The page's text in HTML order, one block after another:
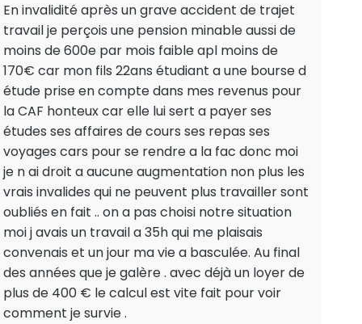
En invalidité après un grave accident de trajet
travail je perçois une pension minable aussi de
moins de 600e par mois faible apl moins de
170€ car mon fils 22ans étudiant a une bourse d
étude prise en compte dans mes revenus pour
la CAF honteux car elle lui sert a payer ses
études ses affaires de cours ses repas ses
voyages cars pour se rendre a la fac donc moi
je n ai droit a aucune augmentation non plus les
vrais invalides qui ne peuvent plus travailler sont
oubliés en fait .. on a pas choisi notre situation
moi j avais un travail a 35h qui me plaisais
convenais et un jour ma vie a basculée. Au final
des années que je galère . avec déjà un loyer de
plus de 400 € le calcul est vite fait pour voir
comment je survie .